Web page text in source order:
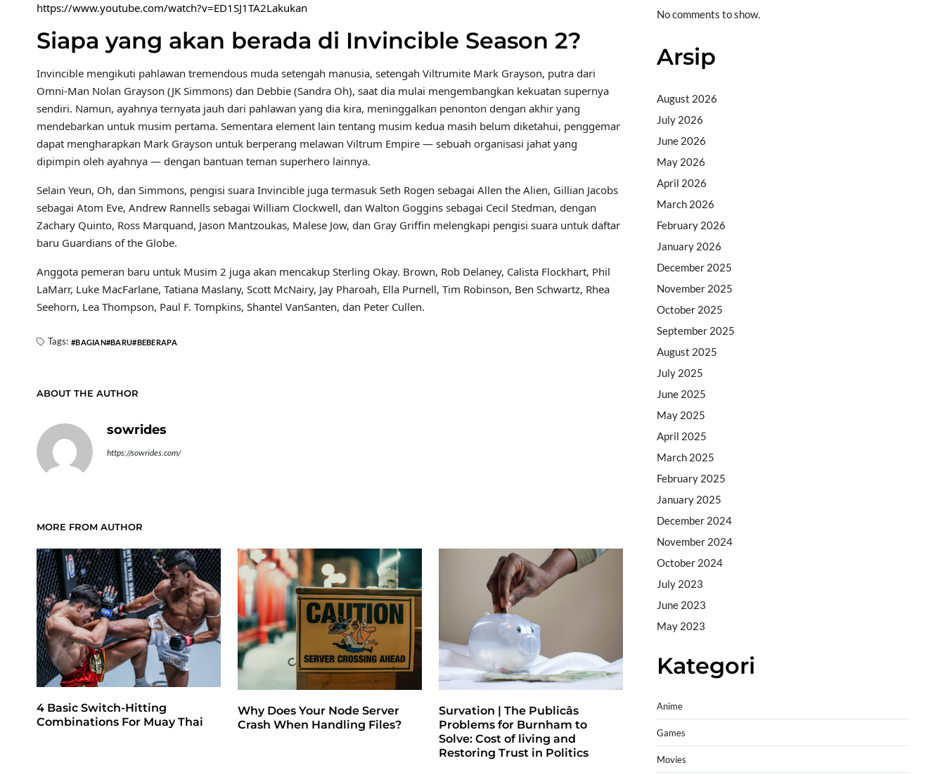
https://www.youtube.com/watch?v=ED1SJ1TA2Lakukan
Siapa yang akan berada di Invincible Season 2?
Invincible mengikuti pahlawan tremendous muda setengah manusia, setengah Viltrumite Mark Grayson, putra dari
Omni-Man Nolan Grayson (JK Simmons) dan Debbie (Sandra Oh), saat dia mulai mengembangkan kekuatan supernya
sendiri. Namun, ayahnya ternyata jauh dari pahlawan yang dia kira, meninggalkan penonton dengan akhir yang
mendebarkan untuk musim pertama. Sementara element lain tentang musim kedua masih belum diketahui, penggemar
dapat mengharapkan Mark Grayson untuk berperang melawan Viltrum Empire — sebuah organisasi jahat yang
dipimpin oleh ayahnya — dengan bantuan teman superhero lainnya.
Selain Yeun, Oh, dan Simmons, pengisi suara Invincible juga termasuk Seth Rogen sebagai Allen the Alien, Gillian Jacobs
sebagai Atom Eve, Andrew Rannells sebagai William Clockwell, dan Walton Goggins sebagai Cecil Stedman, dengan
Zachary Quinto, Ross Marquand, Jason Mantzoukas, Malese Jow, dan Gray Griffin melengkapi pengisi suara untuk daftar
baru Guardians of the Globe.
Anggota pemeran baru untuk Musim 2 juga akan mencakup Sterling Okay. Brown, Rob Delaney, Calista Flockhart, Phil
LaMarr, Luke MacFarlane, Tatiana Maslany, Scott McNairy, Jay Pharoah, Ella Purnell, Tim Robinson, Ben Schwartz, Rhea
Seehorn, Lea Thompson, Paul F. Tompkins, Shantel VanSanten, dan Peter Cullen.
Tags: BAGIAN BARU BEBERAPA
ABOUT THE AUTHOR
sowrides
https://sowrides.com/
MORE FROM AUTHOR
4 Basic Switch-Hitting
Combinations For Muay Thai
Why Does Your Node Server
Crash When Handling Files?
Survation | The Publicâs
Problems for Burnham to
Solve: Cost of living and
Restoring Trust in Politics
No comments to show.
Arsip
August 2026
July 2026
June 2026
May 2026
April 2026
March 2026
February 2026
January 2026
December 2025
November 2025
October 2025
September 2025
August 2025
July 2025
June 2025
May 2025
April 2025
March 2025
February 2025
January 2025
December 2024
November 2024
October 2024
July 2023
June 2023
May 2023
Kategori
Anime
Games
Movies